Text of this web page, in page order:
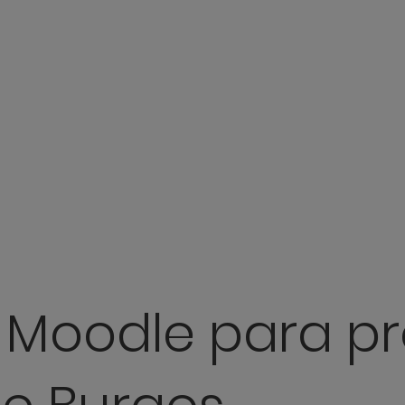
Moodle para